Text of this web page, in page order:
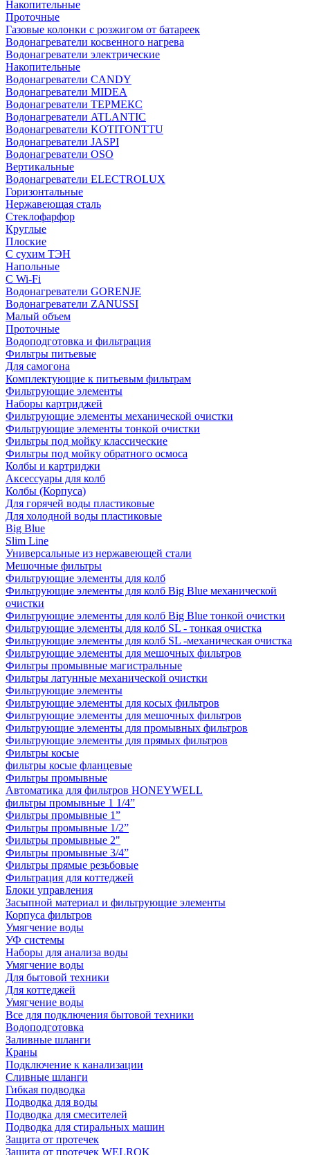
Накопительные
Проточные
Газовые колонки с розжигом от батареек
Водонагреватели косвенного нагрева
Водонагреватели электрические
Накопительные
Водонагреватели CANDY
Водонагреватели MIDEA
Водонагреватели ТЕРМЕКС
Водонагреватели ATLANTIC
Водонагреватели KOTITONTTU
Водонагреватели JASPI
Водонагреватели OSO
Вертикальные
Водонагреватели ELECTROLUX
Горизонтальные
Нержавеющая сталь
Стеклофарфор
Круглые
Плоские
С сухим ТЭН
Напольные
С Wi-Fi
Водонагреватели GORENJE
Водонагреватели ZANUSSI
Малый объем
Проточные
Водоподготовка и фильтрация
Фильтры питьевые
Для самогона
Комплектующие к питьевым фильтрам
Фильтрующие элементы
Наборы картриджей
Фильтрующие элементы механической очистки
Фильтрующие элементы тонкой очистки
Фильтры под мойку классические
Фильтры под мойку обратного осмоса
Колбы и картриджи
Аксессуары для колб
Колбы (Корпуса)
Для горячей воды пластиковые
Для холодной воды пластиковые
Big Blue
Slim Line
Универсальные из нержавеющей стали
Мешочные фильтры
Фильтрующие элементы для колб
Фильтрующие элементы для колб Big Blue механической
очистки
Фильтрующие элементы для колб Big Blue тонкой очистки
Фильтрующие элементы для колб SL - тонкая очистка
Фильтрующие элементы для колб SL -механическая очистка
Фильтрующие элементы для мешочных фильтров
Фильтры промывные магистральные
Фильтры латунные механической очистки
Фильтрующие элементы
Фильтрующие элементы для косых фильтров
Фильтрующие элементы для мешочных фильтров
Фильтрующие элементы для промывных фильтров
Фильтрующие элементы для прямых фильтров
Фильтры косые
фильтры косые фланцевые
Фильтры промывные
Автоматика для фильтров HONEYWELL
фильтры промывные 1 1/4”
Фильтры промывные 1”
Фильтры промывные 1/2”
Фильтры промывные 2"
Фильтры промывные 3/4”
Фильтры прямые резьбовые
Фильтрация для коттеджей
Блоки управления
Засыпной материал и фильтрующие элементы
Корпуса фильтров
Умягчение воды
УФ системы
Наборы для анализа воды
Умягчение воды
Для бытовой техники
Для коттеджей
Умягчение воды
Все для подключения бытовой техники
Водоподготовка
Заливные шланги
Краны
Подключение к канализации
Сливные шланги
Гибкая подводка
Подводка для воды
Подводка для смесителей
Подводка для стиральных машин
Защита от протечек
Защита от протечек WELROK